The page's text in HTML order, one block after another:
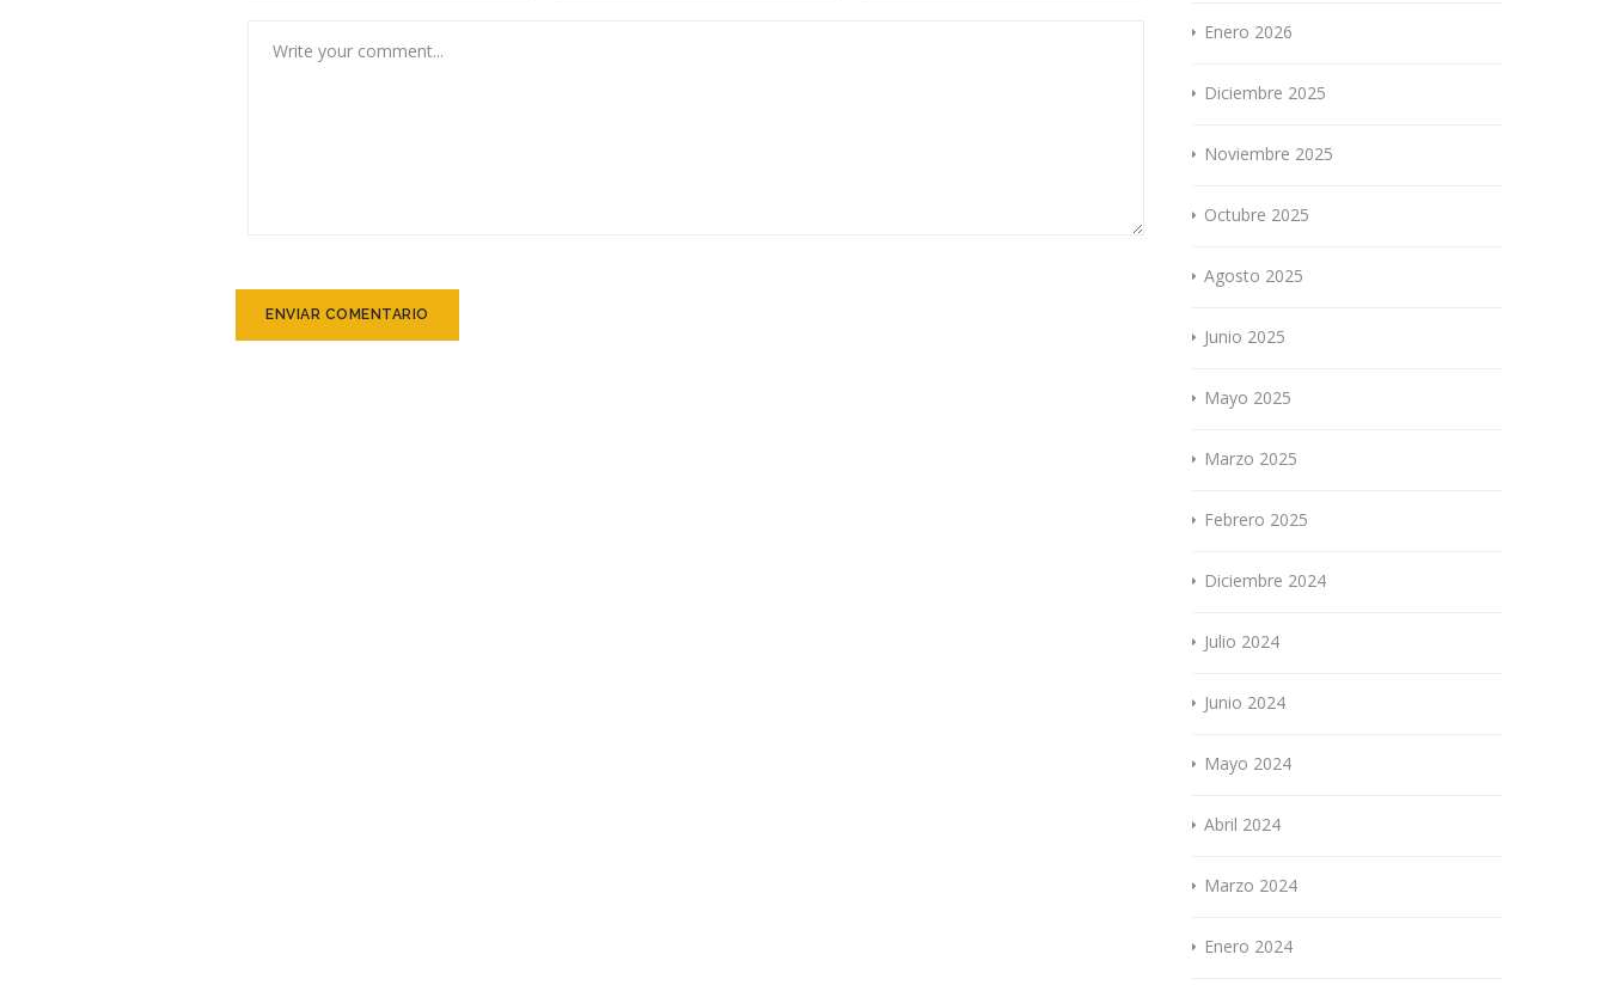
Enero 2026
Diciembre 2025
Noviembre 2025
Octubre 2025
Agosto 2025
Junio 2025
Mayo 2025
Marzo 2025
Febrero 2025
Diciembre 2024
Julio 2024
Junio 2024
Mayo 2024
Abril 2024
Marzo 2024
Enero 2024